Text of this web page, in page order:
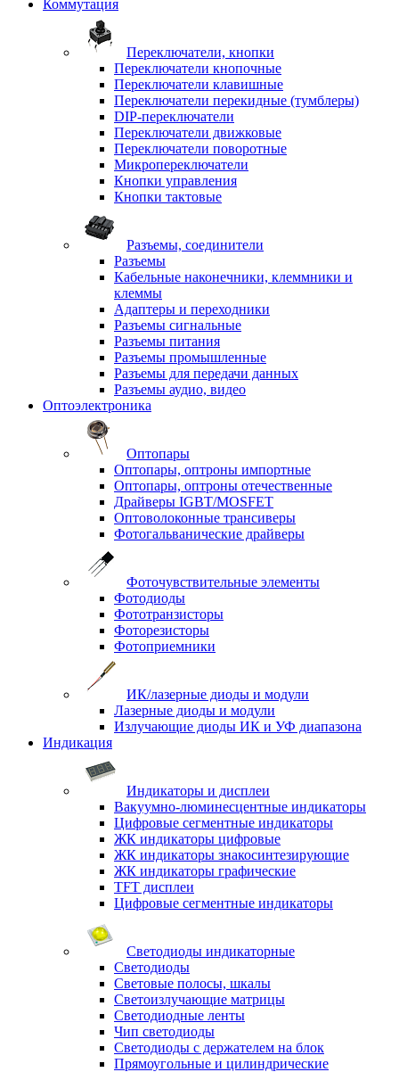
Коммутация
Переключатели, кнопки
Переключатели кнопочные
Переключатели клавишные
Переключатели перекидные (тумблеры)
DIP-переключатели
Переключатели движковые
Переключатели поворотные
Микропереключатели
Кнопки управления
Кнопки тактовые
Разъемы, соединители
Разъемы
Кабельные наконечники, клеммники и
клеммы
Адаптеры и переходники
Разъемы сигнальные
Разъемы питания
Разъемы промышленные
Разъемы для передачи данных
Разъемы аудио, видео
Оптоэлектроника
Оптопары
Оптопары, оптроны импортные
Оптопары, оптроны отечественные
Драйверы IGBT/MOSFET
Оптоволоконные трансиверы
Фотогальванические драйверы
Фоточувствительные элементы
Фотодиоды
Фототранзисторы
Фоторезисторы
Фотоприемники
ИК/лазерные диоды и модули
Лазерные диоды и модули
Излучающие диоды ИК и УФ диапазона
Индикация
Индикаторы и дисплеи
Вакуумно-люминесцентные индикаторы
Цифровые сегментные индикаторы
ЖК индикаторы цифровые
ЖК индикаторы знакосинтезирующие
ЖК индикаторы графические
TFT дисплеи
Цифровые сегментные индикаторы
Светодиоды индикаторные
Светодиоды
Световые полосы, шкалы
Светоизлучающие матрицы
Светодиодные ленты
Чип светодиоды
Светодиоды с держателем на блок
Прямоугольные и цилиндрические